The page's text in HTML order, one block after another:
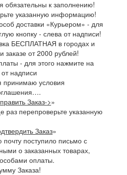
обязательны к заполнению!
указанную информацию!
доставки «Курьером» - для
кнопку - слева от надписи!
БЕСПЛАТНАЯ в городах и
заказе от 2000 рублей!
- для этого нажмите на
надписи
принимаю условия
Заказ->»
раз перепроверьте указанную
Заказ»
поступило письмо с
о заказанных товарах,
оплаты.
Заказа!